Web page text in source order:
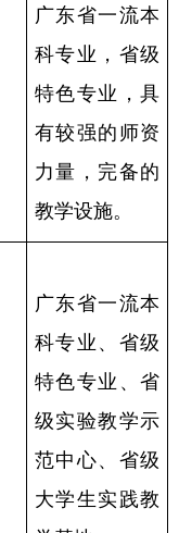
广东省一流本
科专业，省级
特色专业，具
有较强的师资
力量，完备的
教学设施。
广东省一流本
科专业、省级
特色专业、省
级实验教学示
范中心、省级
大学生实践教